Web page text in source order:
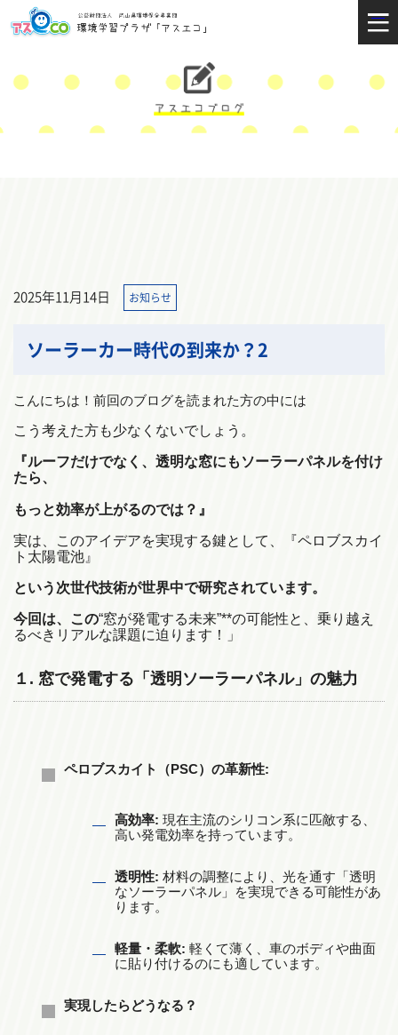
2025年11月14日 お知らせ
ソーラーカー時代の到来か？2
こんにちは！前回のブログを読まれた方の中には
こう考えた方も少なくないでしょう。
『ルーフだけでなく、透明な窓にもソーラーパネルを付け
たら、
もっと効率が上がるのでは？』
実は、このアイデアを実現する鍵として、『ペロブスカイ
ト太陽電池』
という次世代技術が世界中で研究されています。
今回は、この“窓が発電する未来”**の可能性と、乗り越え
るべきリアルな課題に迫ります！」
１. 窓で発電する「透明ソーラーパネル」の魅力
ペロブスカイト（PSC）の革新性:
高効率: 現在主流のシリコン系に匹敵する、
高い発電効率を持っています。
透明性: 材料の調整により、光を通す「透明
なソーラーパネル」を実現できる可能性があ
ります。
軽量・柔軟: 軽くて薄く、車のボディや曲面
に貼り付けるのにも適しています。
実現したらどうなる？